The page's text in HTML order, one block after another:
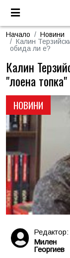
Начало
Новини
Калин
обида ли е?
НОВИНИ
Калин
"лоена
Редактор:
Милен
Георгиев